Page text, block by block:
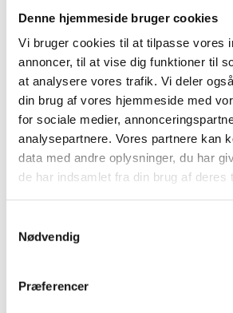
Denne hjemmeside bruger cookies
Vi bruger cookies til at tilpasse vores
annoncer, til at vise dig funktioner til
at analysere vores trafik. Vi deler
din brug af vores hjemmeside med
for sociale medier,
analysepartnere. Vores partnere kan
data med andre oplysninger, du har
de har indsamlet fra din brug af deres
Nødvendig
Præferencer
og Corgi m.m (13)
Aarhus
DKK inkl. salær og gebyr
Vurdering 5.000-6.200
(14)
Roskilde